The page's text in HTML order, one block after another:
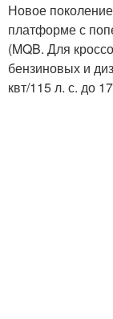
Новое
платформе с
(MQB. Для
бензиновых и
квт/115 л. с. до